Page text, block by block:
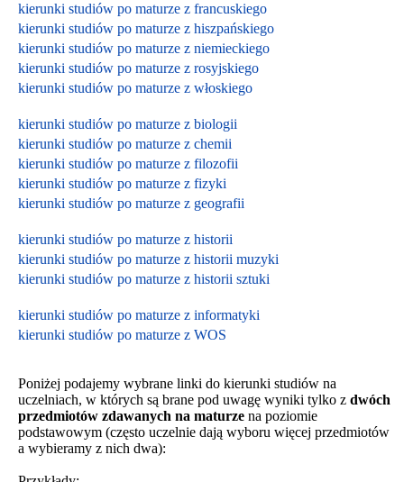
kierunki studiów po maturze z francuskiego
kierunki studiów po maturze z hiszpańskiego
kierunki studiów po maturze z niemieckiego
kierunki studiów po maturze z rosyjskiego
kierunki studiów po maturze z włoskiego
kierunki studiów po maturze z biologii
kierunki studiów po maturze z chemii
kierunki studiów po maturze z filozofii
kierunki studiów po maturze z fizyki
kierunki studiów po maturze z geografii
kierunki studiów po maturze z historii
kierunki studiów po maturze z historii muzyki
kierunki studiów po maturze z historii sztuki
kierunki studiów po maturze z informatyki
kierunki studiów po maturze z WOS
Poniżej podajemy wybrane linki do kierunki studiów na
uczelniach, w których są brane pod uwagę wyniki tylko z dwóch
przedmiotów zdawanych na maturze na poziomie
podstawowym (często uczelnie dają wyboru więcej przedmiotów
a wybieramy z nich dwa):